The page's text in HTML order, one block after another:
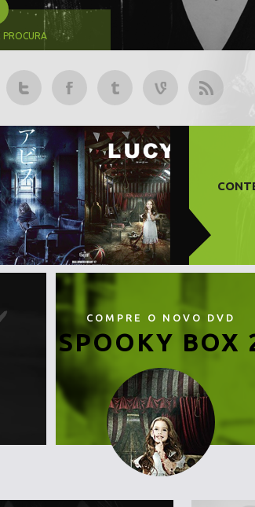
PROCURA
COMPRE O NOVO DVD
SPOOKY BOX